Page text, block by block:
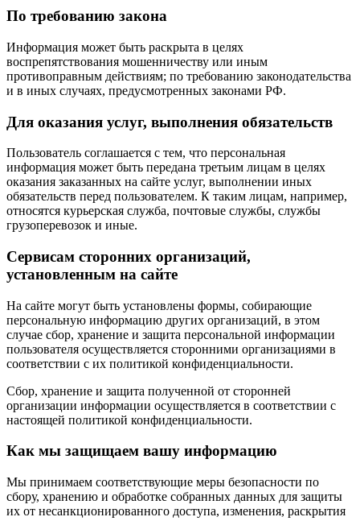
По требованию закона
Информация может быть раскрыта в целях
воспрепятствования мошенничеству или иным
противоправным действиям; по требованию законодательства
и в иных случаях, предусмотренных законами РФ.
Для оказания услуг, выполнения обязательств
Пользователь соглашается с тем, что персональная
информация может быть передана третьим лицам в целях
оказания заказанных на сайте услуг, выполнении иных
обязательств перед пользователем. К таким лицам, например,
относятся курьерская служба, почтовые службы, службы
грузоперевозок и иные.
Сервисам сторонних организаций,
установленным на сайте
На сайте могут быть установлены формы, собирающие
персональную информацию других организаций, в этом
случае сбор, хранение и защита персональной информации
пользователя осуществляется сторонними организациями в
соответствии с их политикой конфиденциальности.
Сбор, хранение и защита полученной от сторонней
организации информации осуществляется в соответствии с
настоящей политикой конфиденциальности.
Как мы защищаем вашу информацию
Мы принимаем соответствующие меры безопасности по
сбору, хранению и обработке собранных данных для защиты
их от несанкционированного доступа, изменения, раскрытия